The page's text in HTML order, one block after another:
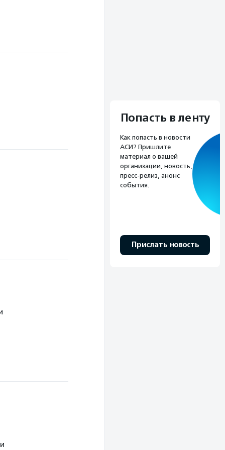
Попасть в ленту
Как попасть в новости
АСИ? Пришлите
материал о вашей
организации, новость,
пресс-релиз, анонс
события.
Прислать новость